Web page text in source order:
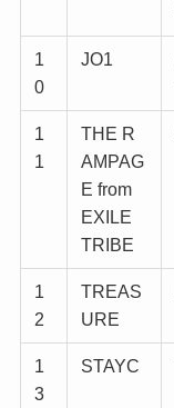
1
0
JO1
1
1
THE R
AMPAG
E from
EXILE
TRIBE
1
2
TREAS
URE
1
3
STAYC